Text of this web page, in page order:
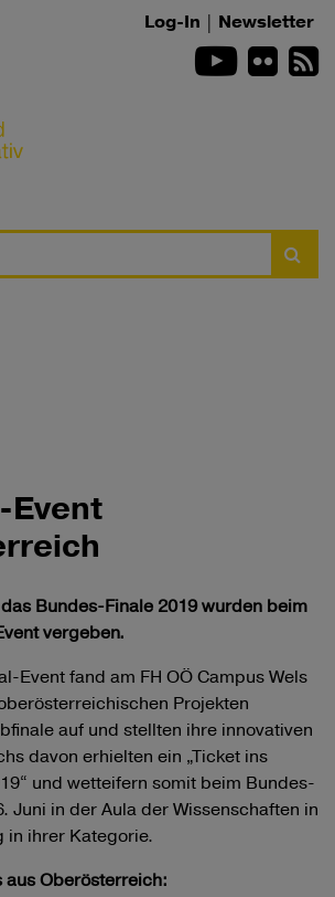
Log-In | Newsletter
Youtube
Flickr
Event
Bundes-Finale 2019 wurden beim
vergeben.
Event fand am FH OÖ Campus Wels
Projekten
auf und stellten ihre innovativen
davon erhielten ein „Ticket ins
und wetteifern somit beim Bundes-
Juni in der Aula der Wissenschaften in
in ihrer Kategorie.
aus Oberösterreich: